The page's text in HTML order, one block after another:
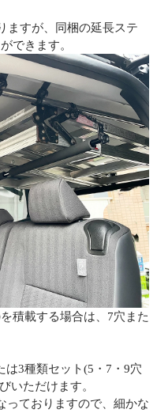
ますが、同梱の延長ステ
できます。
積載する場合は、7穴また
は3種類セット(5・7・9穴
いただけます。
っておりますので、細かな